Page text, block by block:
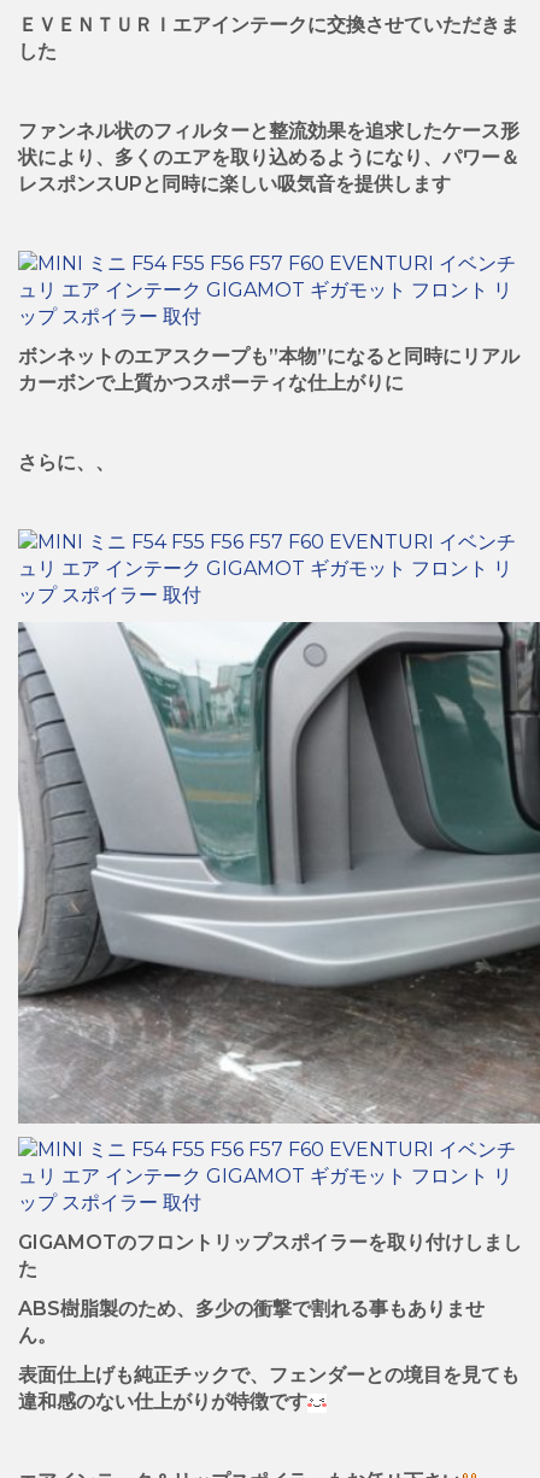
ＥＶＥＮＴＵＲＩエアインテークに交換させていただきま
した
ファンネル状のフィルターと整流効果を追求したケース形
状により、多くのエアを取り込めるようになり、パワー＆
レスポンスUPと同時に楽しい吸気音を提供します
ボンネットのエアスクープも”本物”になると同時にリアル
カーボンで上質かつスポーティな仕上がりに
さらに、、
GIGAMOTのフロントリップスポイラーを取り付けしまし
た
ABS樹脂製のため、多少の衝撃で割れる事もありませ
ん。
表面仕上げも純正チックで、フェンダーとの境目を見ても
違和感のない仕上がりが特徴です